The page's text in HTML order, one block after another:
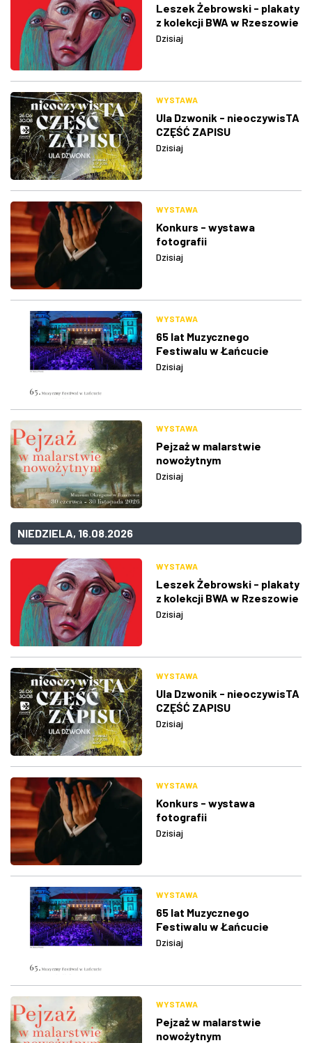
Leszek Żebrowski - plakaty
z kolekcji BWA w Rzeszowie
Dzisiaj
WYSTAWA
Ula Dzwonik - nieoczywisTA
CZĘŚĆ ZAPISU
Dzisiaj
WYSTAWA
Konkurs - wystawa
fotografii
Dzisiaj
WYSTAWA
65 lat Muzycznego
Festiwalu w Łańcucie
Dzisiaj
WYSTAWA
Pejzaż w malarstwie
nowożytnym
Dzisiaj
NIEDZIELA, 16.08.2026
WYSTAWA
Leszek Żebrowski - plakaty
z kolekcji BWA w Rzeszowie
Dzisiaj
WYSTAWA
Ula Dzwonik - nieoczywisTA
CZĘŚĆ ZAPISU
Dzisiaj
WYSTAWA
Konkurs - wystawa
fotografii
Dzisiaj
WYSTAWA
65 lat Muzycznego
Festiwalu w Łańcucie
Dzisiaj
WYSTAWA
Pejzaż w malarstwie
nowożytnym